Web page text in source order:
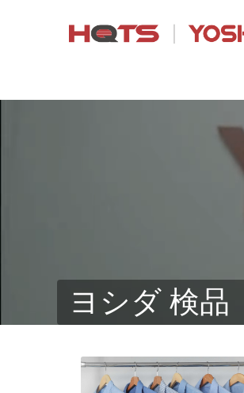
ヨシダ 検品